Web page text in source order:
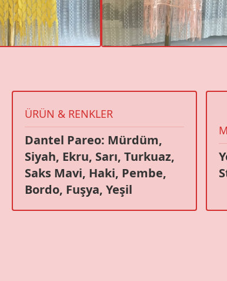
ÜRÜN & RENKLER
Dantel Pareo: Mürdüm,
Siyah, Ekru, Sarı, Turkuaz,
Saks Mavi, Haki, Pembe,
Bordo, Fuşya, Yeşil